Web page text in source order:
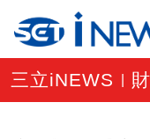
三立iNEWS